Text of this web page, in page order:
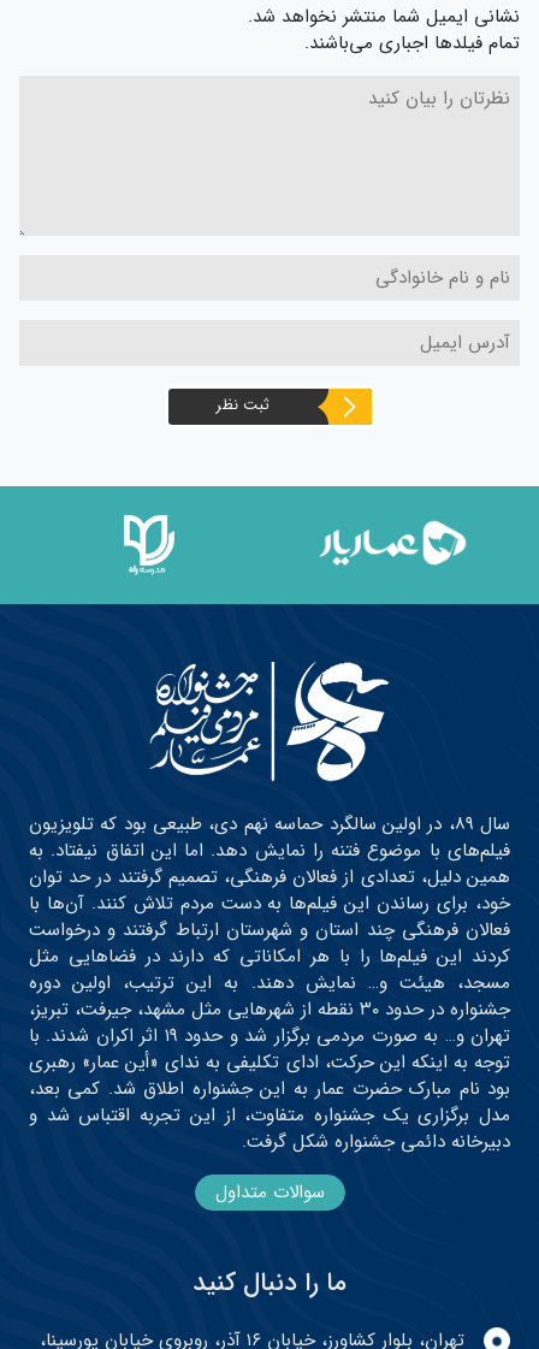
نشانی ایمیل شما منتشر نخواهد شد.
تمام فیلدها اجباری می‌باشند.
ثبت نظر
سال ۸۹، در اولین سالگرد حماسه نهم دی، طبیعی بود که تلویزیون
فیلم‌های با موضوع فتنه را نمایش دهد. اما این اتفاق نیفتاد. به
همین دلیل، تعدادی از فعالان فرهنگی، تصمیم گرفتند در حد توان
خود، برای رساندن این فیلم‌ها به دست مردم تلاش کنند. آن‌ها با
فعالان فرهنگی چند استان و شهرستان ارتباط گرفتند و درخواست
کردند این فیلم‌ها را با هر امکاناتی که دارند در فضاهایی مثل
مسجد، هیئت و… نمایش دهند. به این ترتیب، اولین دوره
جشنواره در حدود ۳۰ نقطه از شهرهایی مثل مشهد، جیرفت، تبریز،
تهران و… به صورت مردمی برگزار شد و حدود ۱۹ اثر اکران شدند. با
توجه به اینکه این حرکت، ادای تکلیفی به ندای «أین عمار» رهبری
بود نام مبارک حضرت عمار به این جشنواره اطلاق شد. کمی بعد،
مدل برگزاری یک جشنواره متفاوت، از این تجربه اقتباس شد و
دبیرخانه دائمی جشنواره شکل گرفت.
سوالات متداول
ما را دنبال کنید
تهران، بلوار کشاورز، خیابان ۱۶ آذر، روبروی خیابان پورسینا،